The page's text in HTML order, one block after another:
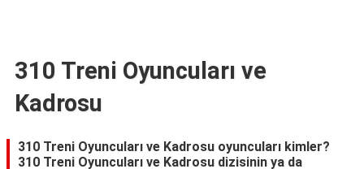
310 Treni Oyuncuları ve
Kadrosu
310 Treni Oyuncuları ve Kadrosu oyuncuları kimler?
310 Treni Oyuncuları ve Kadrosu dizisinin ya da